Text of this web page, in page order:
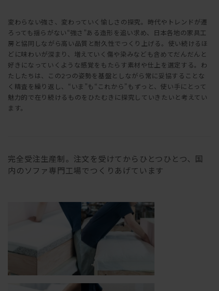
変わらない強さ、変わっていく愉しさの探究。時代やトレンドが遷
ろっても揺らがない“強さ”ある造形を追い求め、日本各地の家具工
房と協同しながら高い品質と耐久性でつくり上げる。使い続けるほ
どに味わいが深まり、増えていく傷や染みなども含めてだんだんと
好きになっていくような感覚をもたらす素材や仕上を選定する。わ
たしたちは、この2つの姿勢を基盤としながら常に妥協することな
く精査を繰り返し、“いま”も“これから”もずっと、使い手にとって
魅力的で在り続けるものをひたむきに探究していきたいと考えてい
ます。
完全受注生産制。注文を受けてからひとつひとつ、国
内のソファ専門工場でつくりあげています